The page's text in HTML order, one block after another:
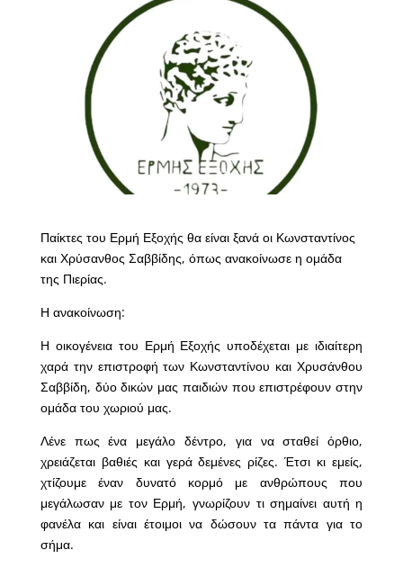
Παίκτες του Ερμή Εξοχής θα είναι ξανά οι Κωνσταντίνος
και Χρύσανθος Σαββίδης, όπως ανακοίνωσε η ομάδα
της Πιερίας.
Η ανακοίνωση:
Η οικογένεια του Ερμή Εξοχής υποδέχεται με ιδιαίτερη
χαρά την επιστροφή των Κωνσταντίνου και Χρυσάνθου
Σαββίδη, δύο δικών μας παιδιών που επιστρέφουν στην
ομάδα του χωριού μας.
Λένε πως ένα μεγάλο δέντρο, για να σταθεί όρθιο,
χρειάζεται βαθιές και γερά δεμένες ρίζες. Έτσι κι εμείς,
χτίζουμε έναν δυνατό κορμό με ανθρώπους που
μεγάλωσαν με τον Ερμή, γνωρίζουν τι σημαίνει αυτή η
φανέλα και είναι έτοιμοι να δώσουν τα πάντα για το
σήμα.